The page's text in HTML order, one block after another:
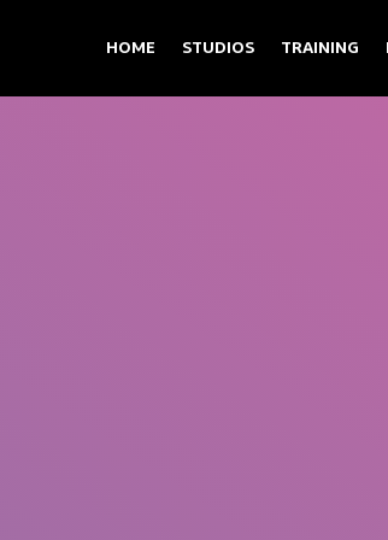
HOME STUDIOS TRAINING